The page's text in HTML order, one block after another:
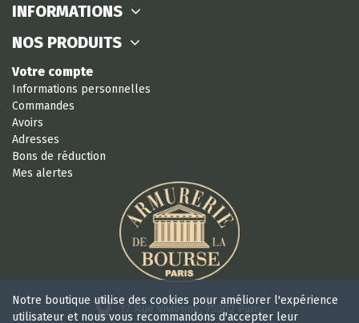
INFORMATIONS
NOS PRODUITS
Votre compte
Informations personnelles
Commandes
Avoirs
Adresses
Bons de réduction
Mes alertes
37 Rue Vivienne, 75002 Paris
Notre boutique utilise des cookies pour améliorer l'expérience
utilisateur et nous vous recommandons d'accepter leur